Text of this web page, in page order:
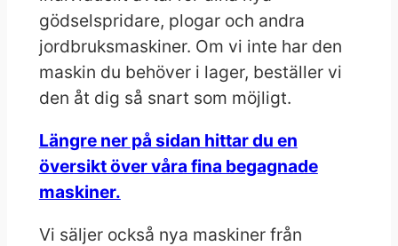
gödselspridare, plogar och andra
jordbruksmaskiner. Om vi inte har den
maskin du behöver i lager, beställer vi
den åt dig så snart som möjligt.
Längre ner på sidan hittar du en
översikt över våra fina begagnade
maskiner.
Vi säljer också nya maskiner från